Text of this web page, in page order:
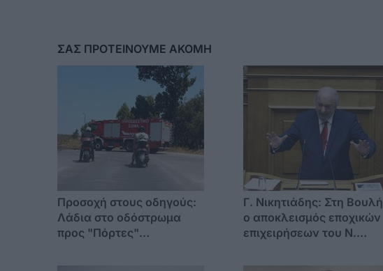
ΣΑΣ ΠΡΟΤΕΙΝΟΥΜΕ ΑΚΟΜΗ
Προσοχή στους οδηγούς:
Λάδια στο οδόστρωμα
προς "Πόρτες"
Γ. Νικητιάδης: Στη Βουλή
ο αποκλεισμός εποχικών
επιχειρήσεων του Ν.
ενίσχυσης της